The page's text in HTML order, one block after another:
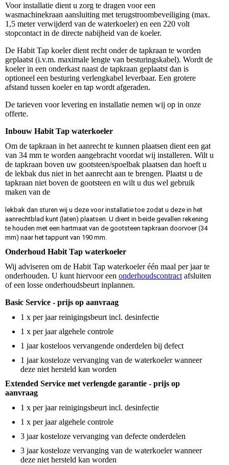
Voor installatie dient u zorg te dragen voor een
wasmachinekraan aansluiting met terugstroombeveiliging (max.
1,5 meter verwijderd van de waterkoeler) en een 220 volt
stopcontact in de directe nabijheid van de koeler.
De Habit Tap koeler dient recht onder de tapkraan te worden
geplaatst (i.v.m. maximale lengte van besturingskabel). Wordt de
koeler in een onderkast naast de tapkraan geplaatst dan is
optioneel een besturing verlengkabel leverbaar. Een grotere
afstand tussen koeler en tap wordt afgeraden.
De tarieven voor levering en installatie nemen wij op in onze
offerte.
Inbouw Habit Tap waterkoeler
Om de tapkraan in het aanrecht te kunnen plaatsen dient een gat
van 34 mm te worden aangebracht voordat wij installeren. Wilt u
de tapkraan boven uw gootsteen/spoelbak plaatsen dan hoeft u
de lekbak dus niet in het aanrecht aan te brengen. Plaatst u de
tapkraan niet boven de gootsteen en wilt u dus wel gebruik
maken van de
lekbak dan sturen wij u deze voor installatie toe zodat u deze in het
aanrechtblad kunt (laten) plaatsen. U dient in beide gevallen rekening
te houden met een hartmaat van de gootsteen tapkraan doorvoer (34
mm) naar het tappunt van 190 mm.
Onderhoud Habit Tap waterkoeler
Wij adviseren om de Habit Tap waterkoeler één maal per jaar te
onderhouden. U kunt hiervoor een onderhoudscontract afsluiten
of een losse onderhoudsbeurt inplannen.
Basic Service - prijs op aanvraag
1 x per jaar reinigingsbeurt incl. desinfectie
1 x per jaar algehele controle
1 jaar kosteloos vervangende onderdelen bij defect
1 jaar kosteloze vervanging van de waterkoeler wanneer
deze niet hersteld kan worden
Extended Service met verlengde garantie - prijs op
aanvraag
1 x per jaar reinigingsbeurt incl. desinfectie
1 x per jaar algehele controle
3 jaar kosteloze vervanging van defecte onderdelen
3 jaar kosteloze vervanging van de waterkoeler wanneer
deze niet hersteld kan worden